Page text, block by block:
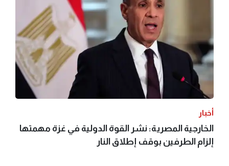
أخبار
الخارجية المصرية: نشر القوة الدولية في غزة مهمتها
إلزام الطرفين بوقف إطلاق النار